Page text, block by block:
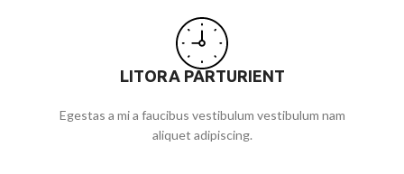
LITORA PARTURIENT
Egestas a mi a faucibus vestibulum vestibulum nam
aliquet adipiscing.